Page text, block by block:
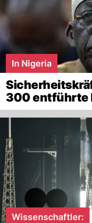
In Nigeria
300 entführte
Wissenschaftler: